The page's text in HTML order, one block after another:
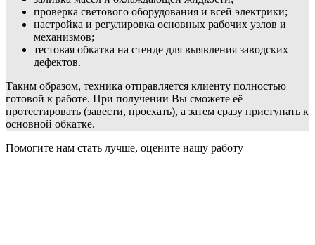
проверка светового оборудования и всей электрики;
настройка и регулировка основных рабочих узлов и
механизмов;
тестовая обкатка на стенде для выявления заводских
дефектов.
Таким образом, техника отправляется клиенту полностью
готовой к работе. При получении Вы сможете её
протестировать (завести, проехать), а затем сразу приступать к
основной обкатке.
Помогите нам стать лучше, оцените нашу работу